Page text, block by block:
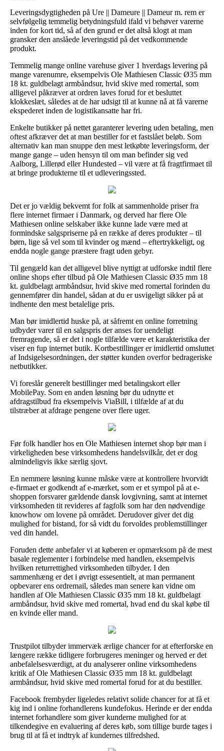
Leveringsdygtigheden på Ure || Dameure || Dameur m. rem er
selvfølgelig temmelig betydningsfuld ifald vi behøver varerne
inden for kort tid, så af den grund er det altså klogt at man
gransker den anslåede leveringstid på det vedkommende
produkt.
Temmelig mange online varehuse giver 1 hverdags levering på
mange varenumre, eksempelvis Ole Mathiesen Classic Ø35 mm
18 kt. guldbelagt armbåndsur, hvid skive med romertal, som
alligevel påkræver at ordren laves forud for et besluttet
klokkeslæt, således at de har udsigt til at kunne nå at få varerne
ekspederet inden de logistikansatte har fri.
Enkelte butikker på nettet garanterer levering uden betaling, men
oftest afkræver det at man bestiller for et fastslået beløb. Som
alternativ kan man snuppe den mest letkøbte leveringsform, der
mange gange – uden hensyn til om man befinder sig ved
Aalborg, Lillerød eller Hundested – vil være at få fragtfirmaet til
at bringe produkterne til et udleveringssted.
Det er jo vældig bekvemt for folk at sammenholde priser fra
flere internet firmaer i Danmark, og derved har flere Ole
Mathiesen online selskaber ikke kunne lade være med at
formindske salgspriserne på en række af deres produkter – til
børn, lige så vel som til kvinder og mænd – eftertrykkeligt, og
endda nogle gange præstere fragt uden gebyr.
Til gengæld kan det alligevel blive nyttigt at udforske indtil flere
online shops efter tilbud på Ole Mathiesen Classic Ø35 mm 18
kt. guldbelagt armbåndsur, hvid skive med romertal forinden du
gennemfører din handel, sådan at du er usvigeligt sikker på at
indhente den mest betalelige pris.
Man bør imidlertid huske på, at såfremt en online forretning
udbyder varer til en salgspris der anses for uendeligt
fremragende, så er det i nogle tilfælde være et karakteristika der
viser en fup internet butik. Kortbestillinger er imidlertid omsluttet
af Indsigelsesordningen, der støtter kunden overfor bedrageriske
netbutikker.
Vi foreslår generelt bestillinger med betalingskort eller
MobilePay. Som en anden løsning bør du udnytte et
afdragstilbud fra eksempelvis ViaBill, i tilfælde af at du
tilstræber at afdrage pengene over flere uger.
Før folk handler hos en Ole Mathiesen internet shop bør man i
virkeligheden bese virksomhedens handelsvilkår, det er dog
almindeligvis ikke særlig sjovt.
En nemmere løsning kunne måske være at kontrollere hvorvidt
e-firmaet er godkendt af e-mærket, som er et sympol på at e-
shoppen forsvarer gældende dansk lovgivning, samt at internet
virksomheden tit revideres af fagfolk som har den nødvendige
knowhow om lovene på området. Derudover giver det dig
mulighed for bistand, for så vidt du forvoldes problemstillinger
ved din handel.
Foruden dette anbefaler vi at køberen er opmærksom på de mest
basale reglementer i forbindelse med handlen, eksempelvis
hvilken returrettighed virksomheden tilbyder. I den
sammenhæng er det i øvrigt essesentielt, at man permanent
opbevarer ens ordremail, således man senere kan vidne om
handlen af Ole Mathiesen Classic Ø35 mm 18 kt. guldbelagt
armbåndsur, hvid skive med romertal, hvad end du skal købe til
en kvinde eller mand.
Trustpilot tilbyder immervæk ærlige chancer for at efterforske en
længere række tidligere forbrugeres meninger og herved er det
anbefalelsesværdigt, at du analyserer online virksomhedens
kritik af Ole Mathiesen Classic Ø35 mm 18 kt. guldbelagt
armbåndsur, hvid skive med romertal forud for at du bestiller.
Facebook frembyder ligeledes relativt solide chancer for at få et
kig ind i online forhandlerens kundefokus. Herinde er der endda
internet forhandlere som giver kunderne mulighed for at
tilkendegive en evaluering af deres køb, som tillige burde tages i
brug til at få et indtryk af kundernes tilfredshed.